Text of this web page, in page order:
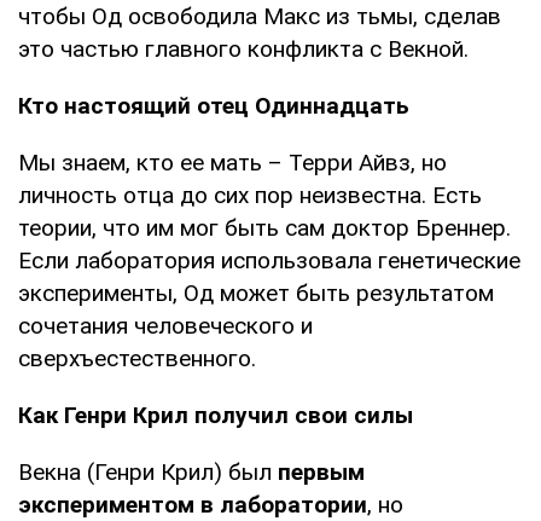
чтобы Од освободила Макс из тьмы, сделав
это частью главного конфликта с Векной.
Кто настоящий отец Одиннадцать
Мы знаем, кто ее мать – Терри Айвз, но
личность отца до сих пор неизвестна. Есть
теории, что им мог быть сам доктор Бреннер.
Если лаборатория использовала генетические
эксперименты, Од может быть результатом
сочетания человеческого и
сверхъестественного.
Как Генри Крил получил свои силы
Векна (Генри Крил) был первым
экспериментом в лаборатории, но